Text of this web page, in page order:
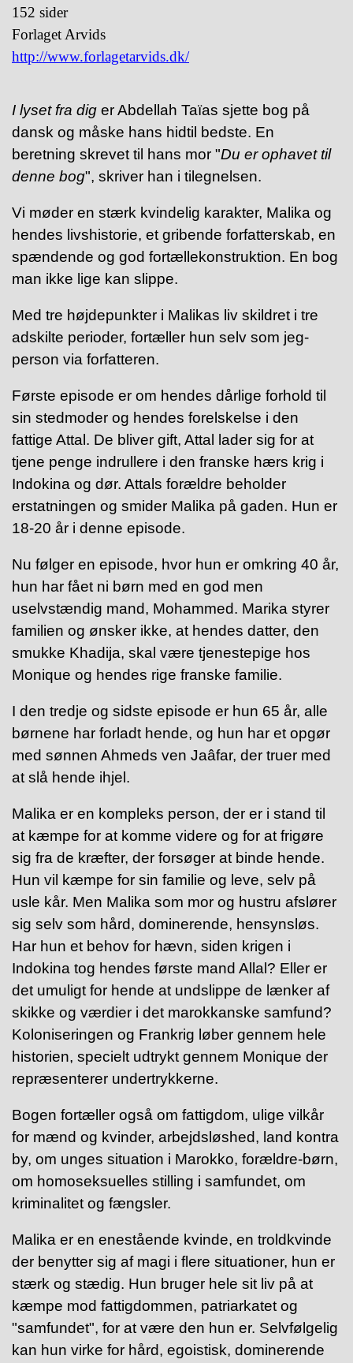
152 sider
Forlaget Arvids
http://www.forlagetarvids.dk/
I lyset fra dig er Abdellah Taïas sjette bog på
dansk og måske hans hidtil bedste. En
beretning skrevet til hans mor "Du er ophavet til
denne bog", skriver han i tilegnelsen.
Vi møder en stærk kvindelig karakter, Malika og
hendes livshistorie, et gribende forfatterskab, en
spændende og god fortællekonstruktion. En bog
man ikke lige kan slippe.
Med tre højdepunkter i Malikas liv skildret i tre
adskilte perioder, fortæller hun selv som jeg-
person via forfatteren.
Første episode er om hendes dårlige forhold til
sin stedmoder og hendes forelskelse i den
fattige Attal. De bliver gift, Attal lader sig for at
tjene penge indrullere i den franske hærs krig i
Indokina og dør. Attals forældre beholder
erstatningen og smider Malika på gaden. Hun er
18-20 år i denne episode.
Nu følger en episode, hvor hun er omkring 40 år,
hun har fået ni børn med en god men
uselvstændig mand, Mohammed. Marika styrer
familien og ønsker ikke, at hendes datter, den
smukke Khadija, skal være tjenestepige hos
Monique og hendes rige franske familie.
I den tredje og sidste episode er hun 65 år, alle
børnene har forladt hende, og hun har et opgør
med sønnen Ahmeds ven Jaâfar, der truer med
at slå hende ihjel.
Malika er en kompleks person, der er i stand til
at kæmpe for at komme videre og for at frigøre
sig fra de kræfter, der forsøger at binde hende.
Hun vil kæmpe for sin familie og leve, selv på
usle kår. Men Malika som mor og hustru afslører
sig selv som hård, dominerende, hensynsløs.
Har hun et behov for hævn, siden krigen i
Indokina tog hendes første mand Allal? Eller er
det umuligt for hende at undslippe de lænker af
skikke og værdier i det marokkanske samfund?
Koloniseringen og Frankrig løber gennem hele
historien, specielt udtrykt gennem Monique der
repræsenterer undertrykkerne.
Bogen fortæller også om fattigdom, ulige vilkår
for mænd og kvinder, arbejdsløshed, land kontra
by, om unges situation i Marokko, forældre-børn,
om homoseksuelles stilling i samfundet, om
kriminalitet og fængsler.
Malika er en enestående kvinde, en troldkvinde
der benytter sig af magi i flere situationer, hun er
stærk og stædig. Hun bruger hele sit liv på at
kæmpe mod fattigdommen, patriarkatet og
"samfundet", for at være den hun er. Selvfølgelig
kan hun virke for hård, egoistisk, dominerende